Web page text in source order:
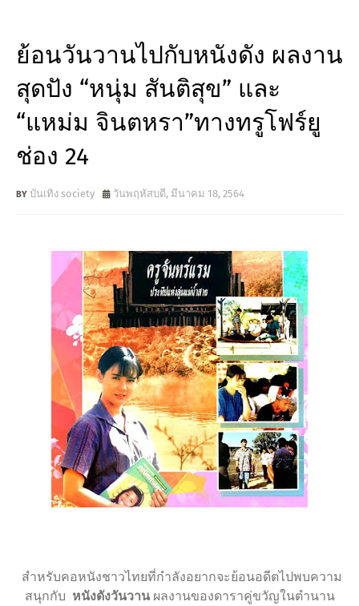
ย้อนวันวานไปกับหนังดัง ผลงาน
สุดปัง “หนุ่ม สันติสุข” และ
“แหม่ม จินตหรา”ทางทรูโฟร์ยู
ช่อง 24
บันเทิง society วันพฤหัสบดี, มีนาคม 18, 2564
สำหรับคอหนังชาวไทยที่กำลังอยากจะย้อนอดีตไปพบความ
สนุกกับ หนังดังวันวาน ผลงานของดาราคู่ขวัญในตำนาน